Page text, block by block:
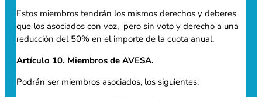
Estos miembros tendrán los mismos derechos y deberes
que los asociados con voz, pero sin voto y derecho a una
reducción del 50% en el importe de la cuota anual.
Artículo 10. Miembros de AVESA.
Podrán ser miembros asociados, los siguientes: